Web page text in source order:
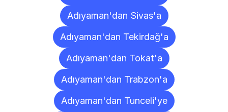
Adıyaman'dan Sivas'a
Adıyaman'dan Tekirdağ'a
Adıyaman'dan Tokat'a
Adıyaman'dan Trabzon'a
Adıyaman'dan Tunceli'ye